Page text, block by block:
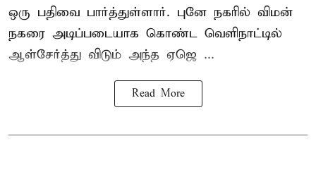
ஒரு பதிவை பார்த்துள்ளார். புனே நகரில் விமன்
நகரை அடிப்படையாக கொண்ட வெளிநாட்டில்
ஆள்சேர்த்து விடும் அந்த ஏஜெ ...
Read More